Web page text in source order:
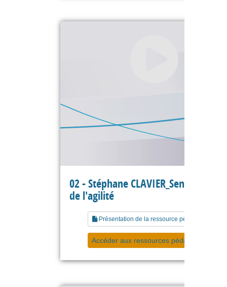
02 - Stéphane CLAVIER_Sens et
de l'agilité
Présentation de la ressource pédagogique
Accéder aux ressources pédagogiques